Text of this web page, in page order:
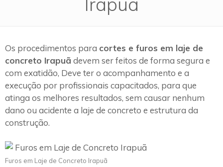
Os procedimentos para cortes e furos em laje de
concreto Irapuã devem ser feitos de forma segura e
com exatidão, Deve ter o acompanhamento e a
execução por profissionais capacitados, para que
atinga os melhores resultados, sem causar nenhum
dano ou acidente a laje de concreto e estrutura da
construção.
Furos em Laje de Concreto Irapuã